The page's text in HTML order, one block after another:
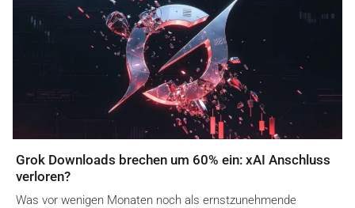
Grok Downloads brechen um 60% ein: xAI Anschluss
verloren?
Was vor wenigen Monaten noch als ernstzunehmende